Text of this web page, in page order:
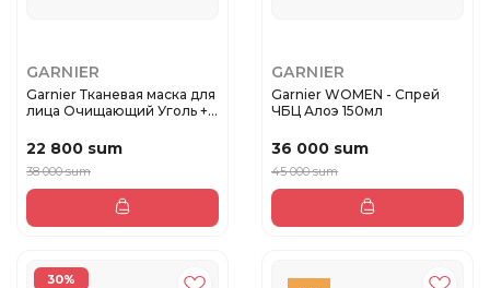
GARNIER
Garnier Тканевая маска для
лица Очищающий Уголь +
22 800 sum
38 000 sum
GARNIER
Garnier WOMEN - Спрей
ЧБЦ Алоэ 150мл
36 000 sum
45 000 sum
30%